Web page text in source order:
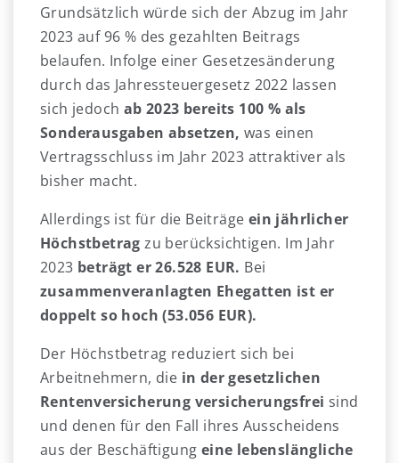
Grundsätzlich würde sich der Abzug im Jahr
2023 auf 96 % des gezahlten Beitrags
belaufen. Infolge einer Gesetzesänderung
durch das Jahressteuergesetz 2022 lassen
sich jedoch ab 2023 bereits 100 % als
Sonderausgaben absetzen, was einen
Vertragsschluss im Jahr 2023 attraktiver als
bisher macht.
Allerdings ist für die Beiträge ein jährlicher
Höchstbetragzu berücksichtigen. Im Jahr
2023 beträgt er 26.528 EUR. Bei
zusammenveranlagten Ehegatten ist er
doppelt so hoch (53.056 EUR).
Der Höchstbetrag reduziert sich bei
Arbeitnehmern, die in der gesetzlichen
Rentenversicherung versicherungsfrei sind
und denen für den Fall ihres Ausscheidens
aus der Beschäftigung eine lebenslängliche